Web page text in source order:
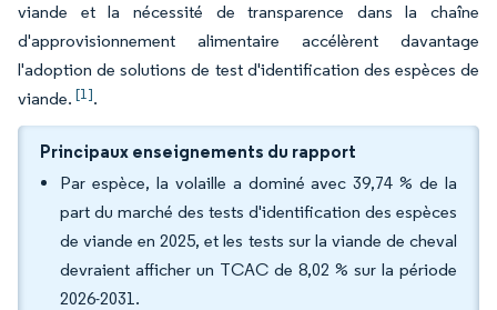
viande et la nécessité de transparence dans la chaîne
d'approvisionnement alimentaire accélèrent davantage
l'adoption de solutions de test d'identification des espèces de
viande. [1].
Principaux enseignements du rapport
Par espèce, la volaille a dominé avec 39,74 % de la
part du marché des tests d'identification des espèces
de viande en 2025, et les tests sur la viande de cheval
devraient afficher un TCAC de 8,02 % sur la période
2026-2031.